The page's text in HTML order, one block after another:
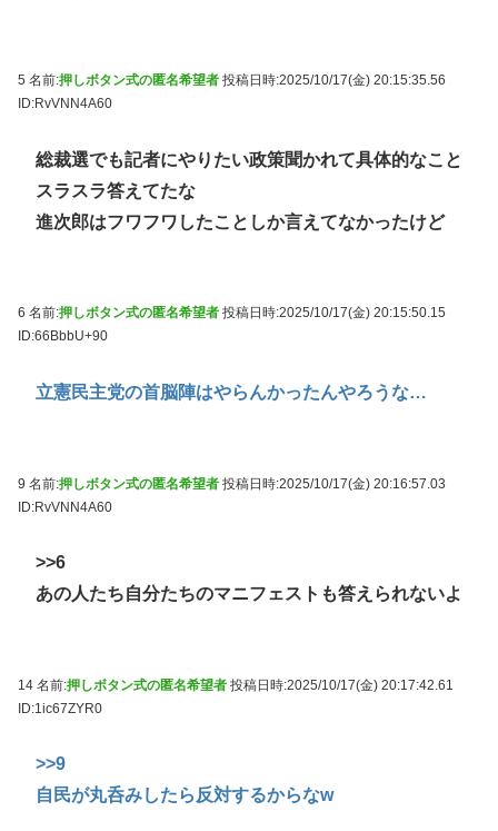
5 名前:押しボタン式の匿名希望者 投稿日時:2025/10/17(金) 20:15:35.56
ID:RvVNN4A60
総裁選でも記者にやりたい政策聞かれて具体的なこと
スラスラ答えてたな
進次郎はフワフワしたことしか言えてなかったけど
6 名前:押しボタン式の匿名希望者 投稿日時:2025/10/17(金) 20:15:50.15
ID:66BbbU+90
立憲民主党の首脳陣はやらんかったんやろうな…
9 名前:押しボタン式の匿名希望者 投稿日時:2025/10/17(金) 20:16:57.03
ID:RvVNN4A60
>>6
あの人たち自分たちのマニフェストも答えられないよ
14 名前:押しボタン式の匿名希望者 投稿日時:2025/10/17(金) 20:17:42.61
ID:1ic67ZYR0
>>9
自民が丸呑みしたら反対するからなw